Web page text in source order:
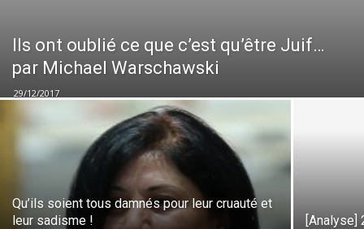
Ils ont oublié ce que c’est qu’être Juif…
par Michael Warschawski
29/12/2017
Qu’ils soient tous damnés pour leur cruauté et
leur sadisme !
[Analyse]